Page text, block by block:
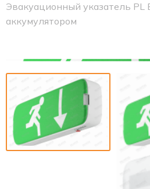
Эвакуационный указатель PL
аккумулятором